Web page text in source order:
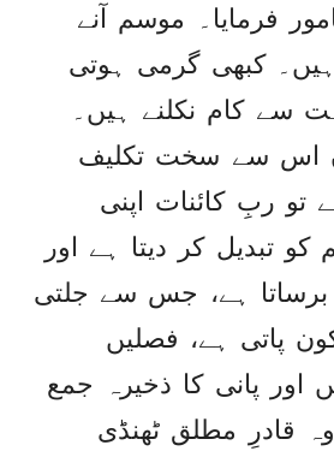
فرمایا۔ موسم آنے
ہیں۔ کبھی گرمی ہوتی
سے کام نکلنے ہیں۔
اس سے سخت تکلیف
ربِ کائنات اپنی
تبدیل کر دیتا ہے اور
برساتا ہے، جس سے جلتی
پاتی ہے، فصلیں
اور پانی کا ذخیرہ جمع
قادرِ مطلق ٹھنڈی